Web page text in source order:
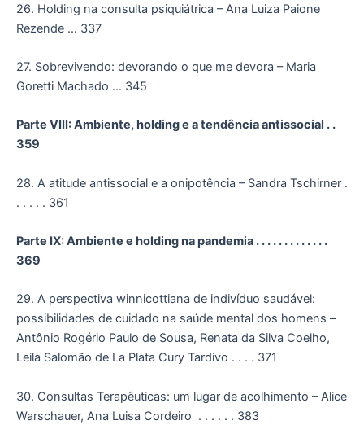
26. Holding na consulta psiquiátrica – Ana Luiza Paione
Rezende … 337
27. Sobrevivendo: devorando o que me devora – Maria
Goretti Machado … 345
Parte VIII: Ambiente, holding e a tendência antissocial . .
359
28. A atitude antissocial e a onipotência – Sandra Tschirner .
. . . . . 361
Parte IX: Ambiente e holding na pandemia . . . . . . . . . . . . .
369
29. A perspectiva winnicottiana de indivíduo saudável:
possibilidades de cuidado na saúde mental dos homens –
Antônio Rogério Paulo de Sousa, Renata da Silva Coelho,
Leila Salomão de La Plata Cury Tardivo . . . . 371
30. Consultas Terapêuticas: um lugar de acolhimento – Alice
Warschauer, Ana Luisa Cordeiro . . . . . . 383